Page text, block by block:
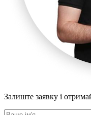
Залиште заявку і